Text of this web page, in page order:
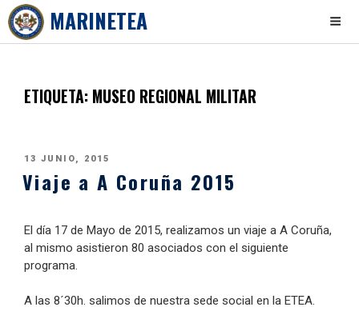
content
MARINETEA
ETIQUETA: MUSEO REGIONAL MILITAR
PUBLICADO
13 JUNIO, 2015
Viaje a A Coruña 2015
El día 17 de Mayo de 2015, realizamos un viaje a A Coruña,
al mismo asistieron 80 asociados con el siguiente
programa.
A las 8´30h. salimos de nuestra sede social en la ETEA.